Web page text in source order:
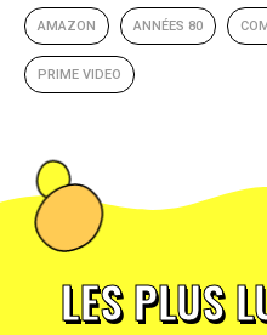
AMAZON ANNÉES 80
PRIME VIDEO
LES PLUS